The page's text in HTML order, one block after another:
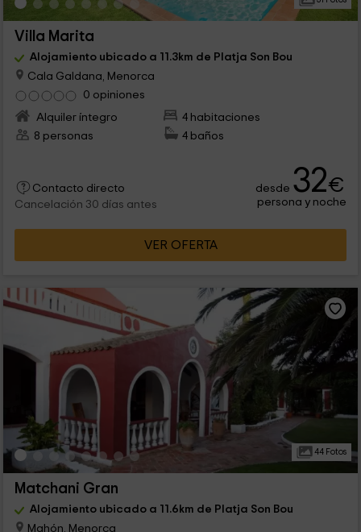
Villa Marita
Alojamiento ubicado a 11.3km de Platja Son Bou
Cala Galdana, Menorca
0 opiniones
Alquiler íntegro
4 habitaciones
8 personas
4 baños
Contacto directo
Cancelación 30 días antes
desde 32€
persona y noche
VER OFERTA
44 Fotos
Matchani Gran
Alojamiento ubicado a 11.6km de Platja Son Bou
Mahón, Menorca